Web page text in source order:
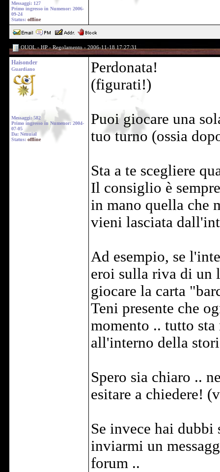
Messaggi: 127
Primo ingresso in Numenor: 2006-
09-24
Status: offline
OUOL - HP - Regolamento - 2006-11-18 17:27:31
Haisonder
Guardiano
Messaggi: 582
Primo ingresso in Numenor: 2004-
07-05
Da: Nenuial
Status: offline
Perdonata!
(figurati!)
Puoi giocare una
tuo turno (ossia
Sta a te scegliere
Il consiglio è
in mano quella che
vieni lasciata
Ad esempio, se
eroi sulla riva di un
giocare la carta
Teni presente che
momento .. tutto
all'interno della
Spero sia chiaro ..
esitare a chiedere!
Se invece hai
inviarmi un
forum ..